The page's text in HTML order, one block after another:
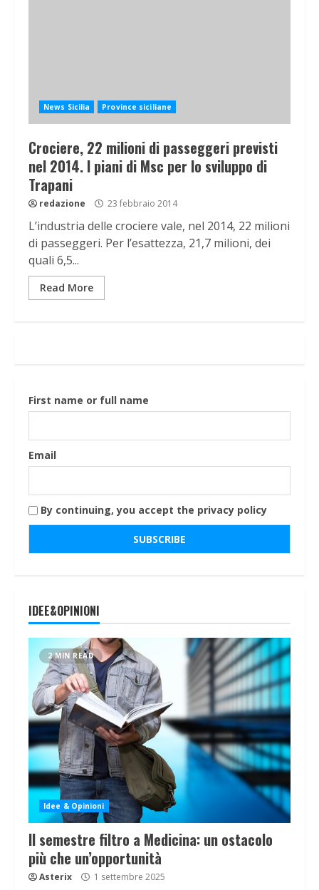
News Sicilia Province siciliane
Crociere, 22 milioni di passeggeri previsti
nel 2014. I piani di Msc per lo sviluppo di
Trapani
redazione 23 febbraio 2014
L’industria delle crociere vale, nel 2014, 22 milioni
di passeggeri. Per l’esattezza, 21,7 milioni, dei
quali 6,5...
Read More
First name or full name
Email
By continuing, you accept the privacy policy
IDEE&OPINIONI
2 MIN READ
Idee & Opinioni
Il semestre filtro a Medicina: un ostacolo
più che un’opportunità
Asterix 1 settembre 2025